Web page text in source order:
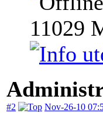
11029
#2 Nov-26-10